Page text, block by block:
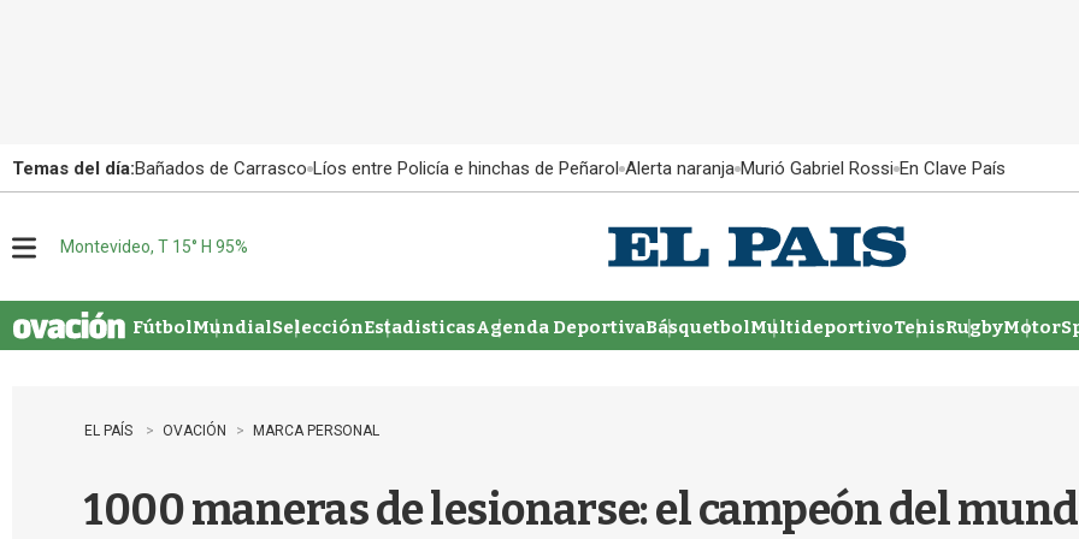
Temas del día:Bañados de Carrasco Líos entre Policía e hinchas de Peñarol Alerta naranja Murió Gabriel Rossi En Clave País
u
Montevideo, T 15° H 95%
FútbolMundialSelecciónEstadisticasAgenda DeportivaBásquetbolMultideportivoTenisRugby
EL PAÍS OVACIÓN MARCA PERSONAL
1000 maneras de lesionarse: el campeón del